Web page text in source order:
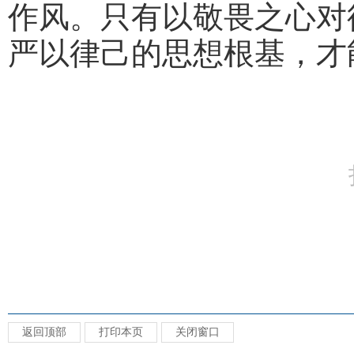
作风。只有以敬畏之心
严以律己的思想根基，
返回顶部 打印本页 关闭窗口